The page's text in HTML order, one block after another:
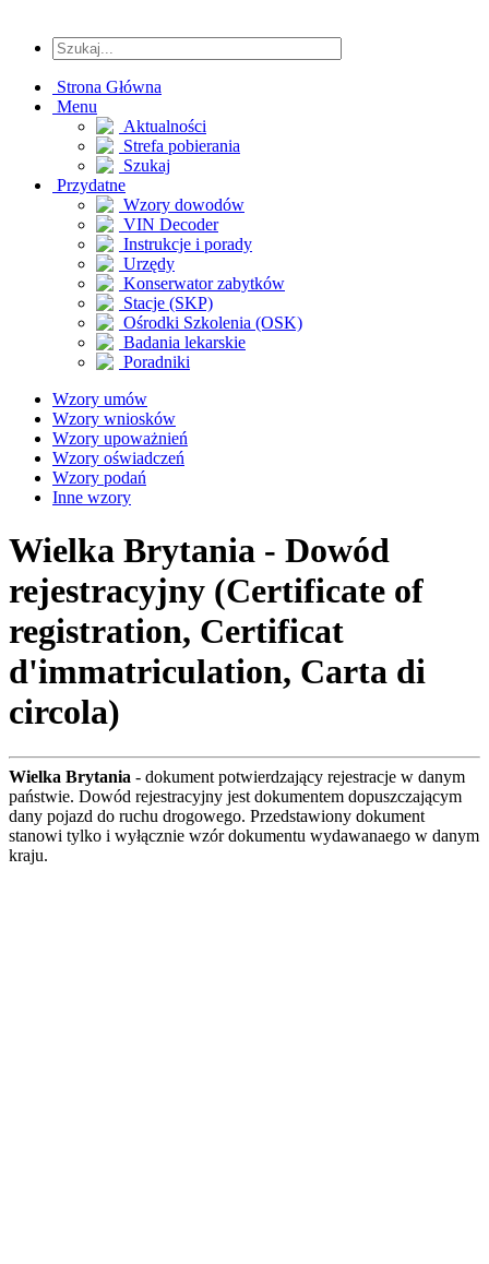
Strona Główna
Menu
Aktualności
Strefa pobierania
Szukaj
Przydatne
Wzory dowodów
VIN Decoder
Instrukcje i porady
Urzędy
Konserwator zabytków
Stacje (SKP)
Ośrodki Szkolenia (OSK)
Badania lekarskie
Poradniki
Wzory umów
Wzory wniosków
Wzory upoważnień
Wzory oświadczeń
Wzory podań
Inne wzory
Wielka Brytania - Dowód
rejestracyjny (Certificate of
registration, Certificat
d'immatriculation, Carta di
circola)
Wielka Brytania - dokument potwierdzający rejestracje w danym
państwie. Dowód rejestracyjny jest dokumentem dopuszczającym
dany pojazd do ruchu drogowego. Przedstawiony dokument
stanowi tylko i wyłącznie wzór dokumentu wydawanaego w danym
kraju.